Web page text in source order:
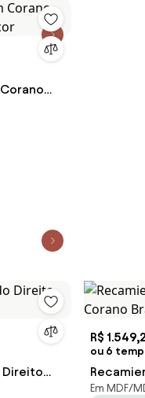
Direito
R$
ou 6
Corano
Em MDF/